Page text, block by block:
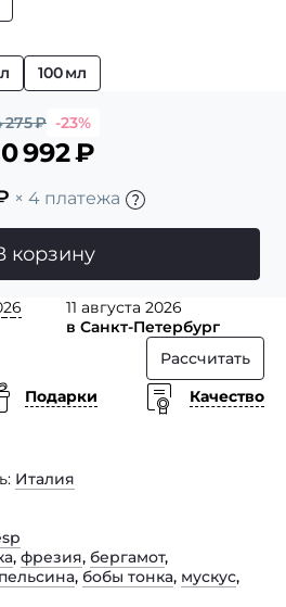
100 мл
275₽ -23%
992₽
× 4 платежа
корзину
11 августа 2026
в Санкт-Петербург
Рассчитать
Подарки
Качество
Италия
, фрезия, бергамот,
, бобы тонка, мускус,